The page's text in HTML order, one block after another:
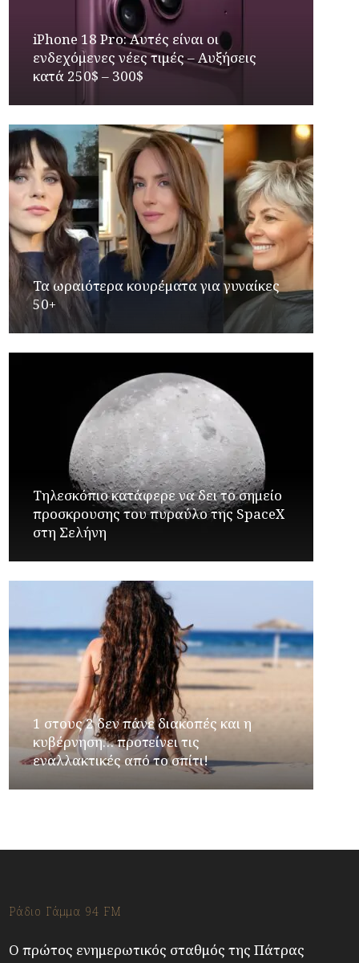
iPhone 18 Pro: Αυτές είναι οι
ενδεχόμενες νέες τιμές – Αυξήσεις
κατά 250$ – 300$
Τα ωραιότερα κουρέματα για γυναίκες
50+
Τηλεσκόπιο κατάφερε να δει το σημείο
προσκρουσης του πυραύλο της SpaceX
στη Σελήνη
1 στους 2 δεν πάνε διακοπές και η
κυβέρνηση… προτείνει τις
εναλλακτικές από το σπίτι!
Ράδιο Γάμμα 94 FM
Ο πρώτος ενημερωτικός σταθμός της Πάτρας